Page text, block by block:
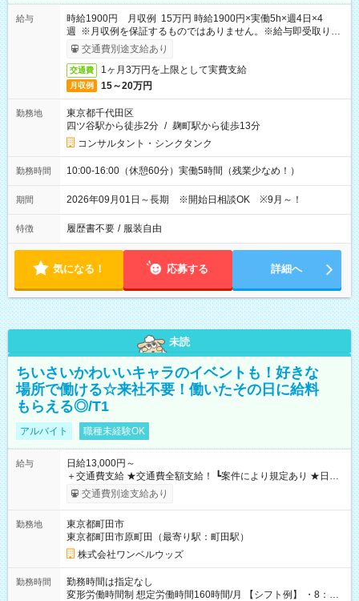
給与
時給1900円 月収例 15万円 時給1900円×実働5h×週4日×4
週 ※月収例を保証するものではありません。※給与即受取りサ
ービス利用可（利用条件有）
交通費別途支給あり
交通費 1ヶ月3万円を上限として実費支給
月収例 15～20万円
勤務地
東京都千代田区
四ツ谷駅から徒歩2分 / 麹町駅から徒歩13分
コンサルタント・シンクタンク
勤務時間 10:00-16:00（休憩60分）実働5時間（残業少なめ！）
期間 2026年09月01日～長期 ※開始日相談OK ※9月～！
特徴 履歴書不要 / 服装自由
気になる！ 応募する 詳細へ
未読
ちいさいかわいいキャラのイベントも！好きな
場所で働ける☆来社不要！働いたその日に給料
もらえる◎/T1
アルバイト 職種未経験OK
給与
日給13,000円～
＋交通費支給 ★交通費全額支給！ ┗案件により規定あり ★日払
いOK！（規定あり） ┗働いたその日に現金GET♪ お仕事後はコ
ンビニATMから 日払い分を引き落とせます！ 【試用期間】試
交通費別途支給あり
勤務地
東京都町田市
東京都町田市原町田（最寄り駅：町田駅）
株式会社ワンベルウッズ
勤務時間
勤務時間は指定なし
変形労働時間制 想定労働時間160時間/月 【シフト例】 ・8：00